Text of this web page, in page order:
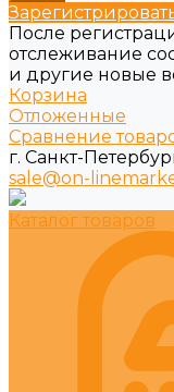
После
отслеживание
и другие новые
Корзина
Отложенные
Сравнение
г. Санкт-
sale@on-
Каталог товаров